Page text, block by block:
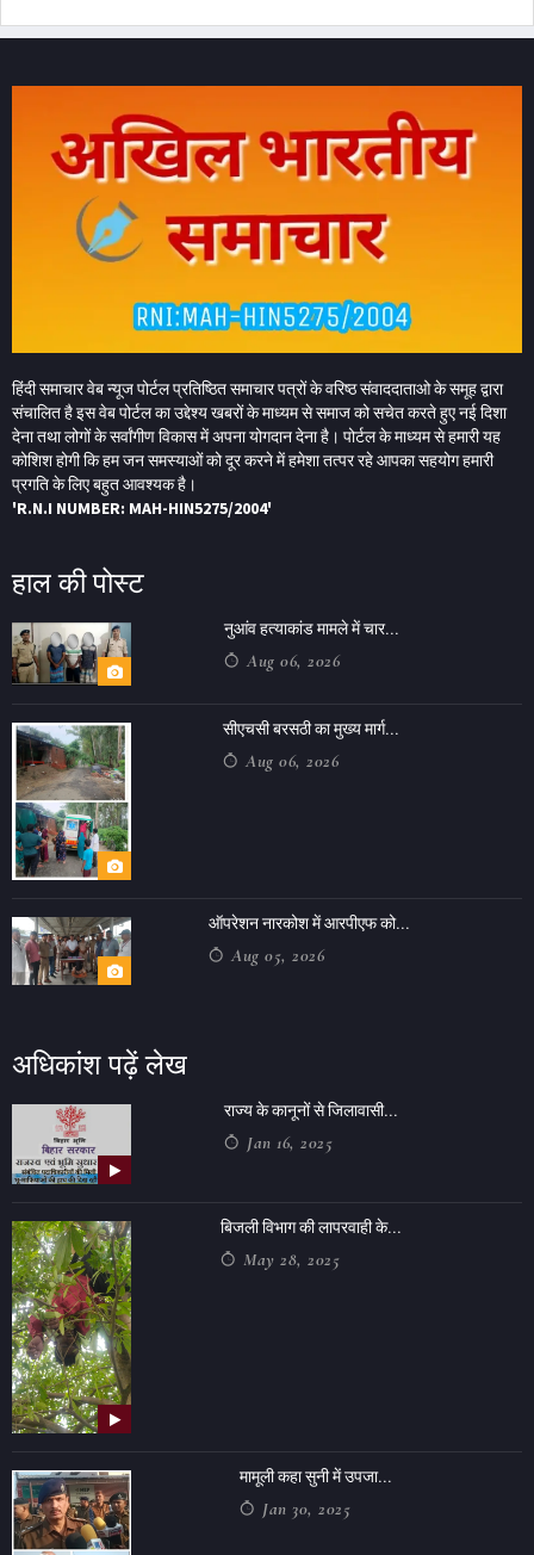
हिंदी समाचार वेब न्यूज पोर्टल प्रतिष्ठित समाचार पत्रों के वरिष्ठ संवाददाताओ के समूह द्वारा
संचालित है इस वेब पोर्टल का उद्देश्य खबरों के माध्यम से समाज को सचेत करते हुए नई दिशा
देना तथा लोगों के सर्वांगीण विकास में अपना योगदान देना है। पोर्टल के माध्यम से हमारी यह
कोशिश होगी कि हम जन समस्याओं को दूर करने में हमेशा तत्पर रहे आपका सहयोग हमारी
प्रगति के लिए बहुत आवश्यक है।
'R.N.I NUMBER: MAH-HIN5275/2004'
हाल की पोस्ट
नुआंव हत्याकांड मामले में चार...
Aug 06, 2026
सीएचसी बरसठी का मुख्य मार्ग...
Aug 06, 2026
ऑपरेशन नारकोश में आरपीएफ को...
Aug 05, 2026
अधिकांश पढ़ें लेख
राज्य के कानूनों से जिलावासी...
Jan 16, 2025
बिजली विभाग की लापरवाही के...
May 28, 2025
मामूली कहा सुनी में उपजा...
Jan 30, 2025